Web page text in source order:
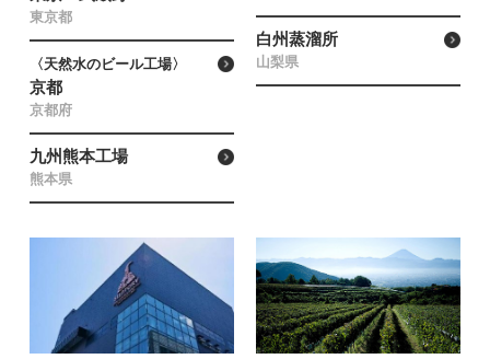
東京都
〈天然水のビール工場〉
京都
京都府
九州熊本工場
熊本県
白州蒸溜所
山梨県